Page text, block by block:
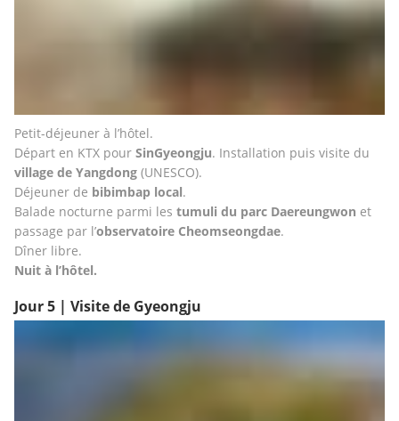
Petit-déjeuner à l’hôtel.
Départ en KTX pour SinGyeongju
village de Yangdong (UNESCO).
Déjeuner de bibimbap local.
Balade nocturne parmi les tumuli du parc Daereungwon et
passage par l’observatoire Cheomseongdae.
Dîner libre.
Nuit à l’hôtel.
Jour 5 | Visite de Gyeongju